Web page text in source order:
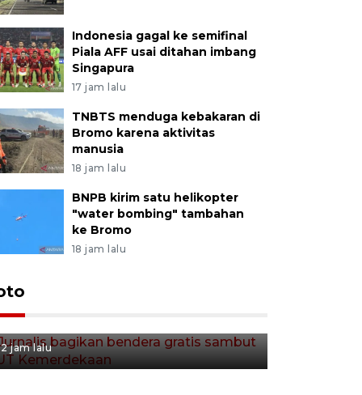
Indonesia gagal ke semifinal
Piala AFF usai ditahan imbang
Singapura
17 jam lalu
TNBTS menduga kebakaran di
Bromo karena aktivitas
manusia
18 jam lalu
BNPB kirim satu helikopter
"water bombing" tambahan
ke Bromo
18 jam lalu
Jurnalis bagikan bendera
gratis sambut HUT
2 jam lalu